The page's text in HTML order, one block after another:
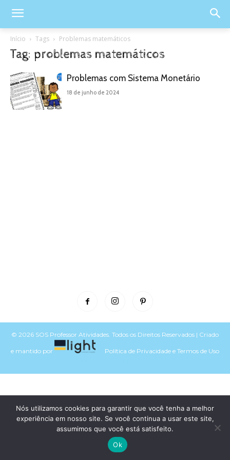
Início Tags Problemas matemáticos
Tag: problemas matemáticos
Problemas com Sistema Monetário
18 de junho de 2024
© 2026 SOS Professor Atividades. Todos os Direitos Reservados | Criado
e mantido por Política de Privacidade e Termos de Uso
Nós utilizamos cookies para garantir que você tenha a melhor
experiência em nosso site. Se você continua a usar este site,
assumimos que você está satisfeito.
Ok